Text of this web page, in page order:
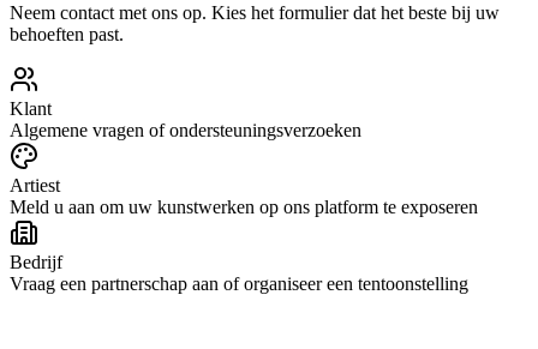
Neem contact met ons op. Kies het formulier dat het beste bij uw
behoeften past.
Klant
Algemene vragen of ondersteuningsverzoeken
Artiest
Meld u aan om uw kunstwerken op ons platform te exposeren
Bedrijf
Vraag een partnerschap aan of organiseer een tentoonstelling